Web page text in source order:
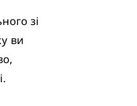
зі
ви